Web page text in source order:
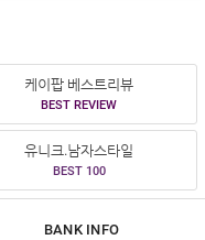
케이팝 베스트리뷰
BEST REVIEW
유니크.남자스타일
BEST 100
BANK INFO